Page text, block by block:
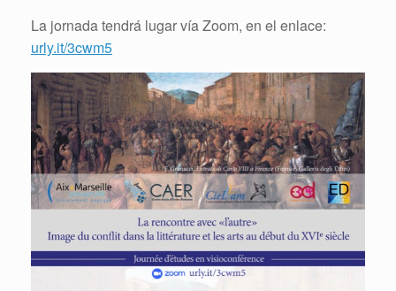
La jornada tendrá lugar vía Zoom, en el enlace:
urly.it/3cwm5